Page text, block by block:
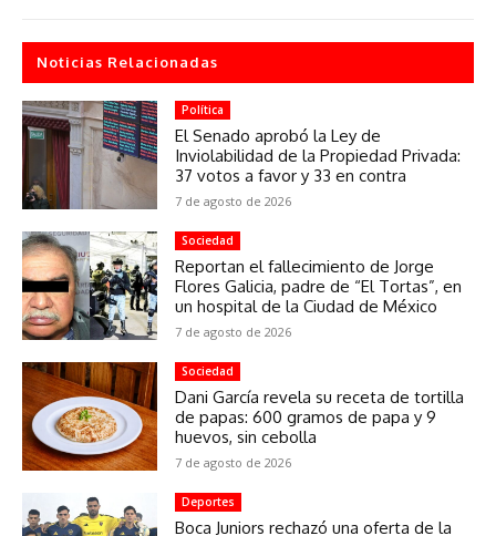
Noticias Relacionadas
Política
El Senado aprobó la Ley de
Inviolabilidad de la Propiedad Privada:
37 votos a favor y 33 en contra
7 de agosto de 2026
Sociedad
Reportan el fallecimiento de Jorge
Flores Galicia, padre de “El Tortas”, en
un hospital de la Ciudad de México
7 de agosto de 2026
Sociedad
Dani García revela su receta de tortilla
de papas: 600 gramos de papa y 9
huevos, sin cebolla
7 de agosto de 2026
Deportes
Boca Juniors rechazó una oferta de la